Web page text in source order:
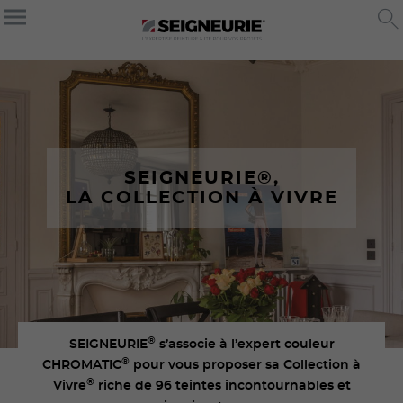
SEIGNEURIE® ,
LA COLLECTION À VIVRE
SEIGNEURIE® s’associe à l’expert couleur
CHROMATIC® pour vous proposer sa Collection à
Vivre® riche de 96 teintes incontournables et